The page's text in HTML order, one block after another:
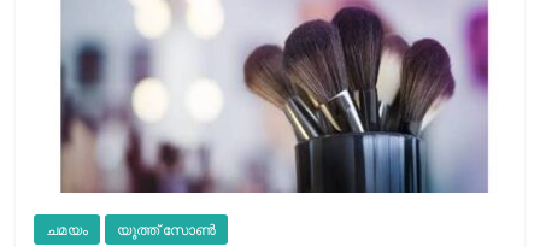
ചമയം യൂത്ത് സോൺ